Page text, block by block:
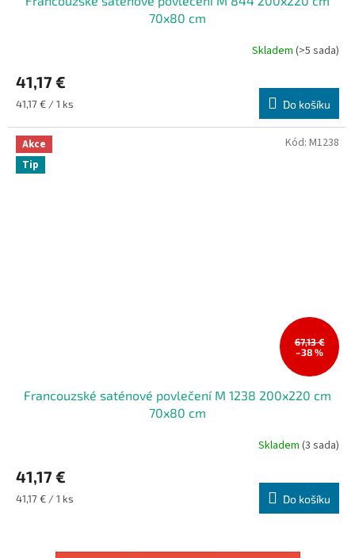
70x80 cm
Skladem (>5 sada)
41,17 €
Měrná
41,17 € / 1 ks Do košíku
Akce
Tip
67,13 €
–38 %
Francouzské saténové povlečení M 1238 200x220 cm
70x80 cm
Skladem (3 sada)
41,17 €
Měrná
41,17 € / 1 ks Do košíku
Kód: M1238